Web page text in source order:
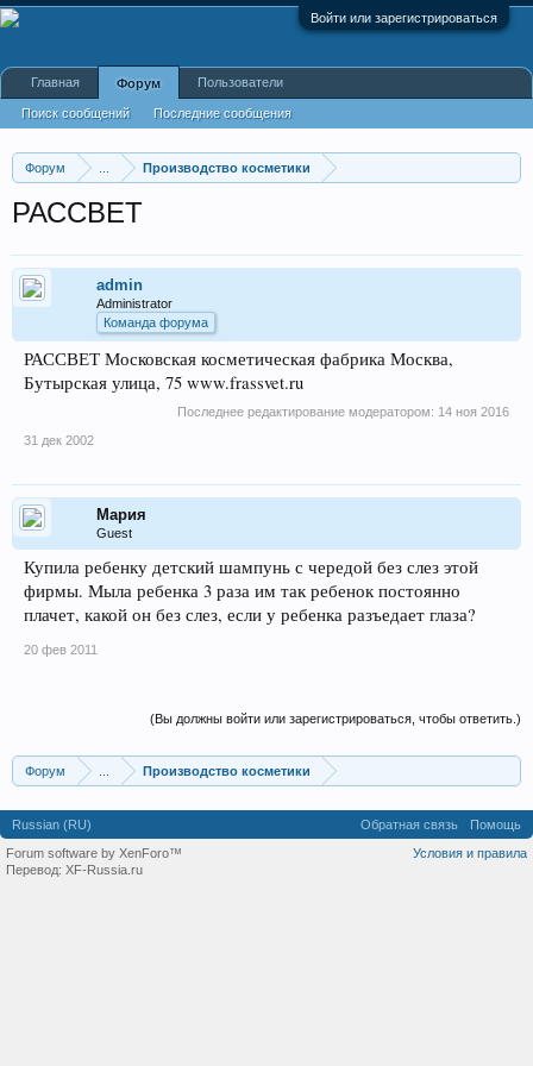
Войти или зарегистрироваться
Форум Производство косметики
РАССВЕТ
admin
Administrator
Команда форума
РАССВЕТ Московская косметическая фабрика Москва,
Бутырская улица, 75 www.frassvet.ru
Последнее редактирование модератором: 14 ноя 2016
31 дек 2002
Мария
Guest
Купила ребенку детский шампунь с чередой без слез этой
фирмы. Мыла ребенка 3 раза им так ребенок постоянно
плачет, какой он без слез, если у ребенка разъедает глаза?
20 фев 2011
(Вы должны войти или зарегистрироваться, чтобы ответить.)
Форум Производство косметики
Главная Форум
Поиск сообщений Последние сообщения
Пользователи
Russian (RU) Обратная связь
Помощь
Условия и правила
Forum software by XenForo™
Перевод: XF-Russia.ru